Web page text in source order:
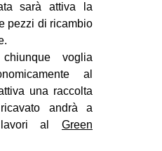
sarà attiva la
pezzi di ricambio
voglia
al
una raccolta
andrà a
lavori al Green